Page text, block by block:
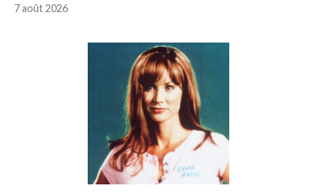
7 août 2026